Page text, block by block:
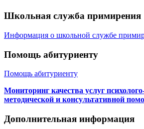
Школьная служба примирения
Информация о школьной службе
Помощь абитуриенту
Помощь абитуриенту
Мониторинг качества услуг
методической и консультативной
Дополнительная информация